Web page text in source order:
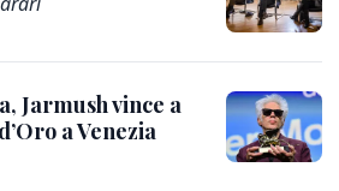
Jarmush vince a
a Venezia